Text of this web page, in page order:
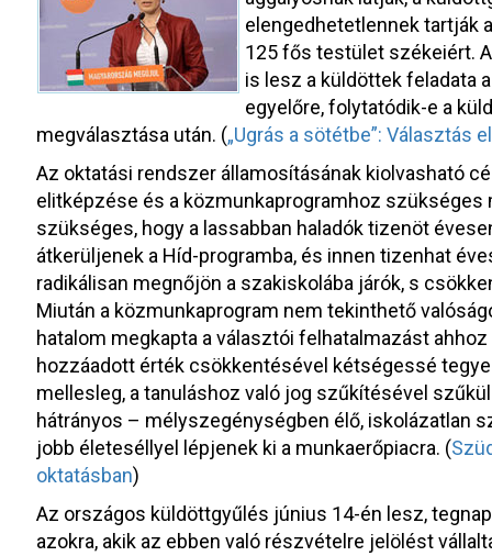
elengedhetetlennek tartják
125 fős testület székeiért.
is lesz a küldöttek feladata
egyelőre, folytatódik-e a
megválasztása után. („Ugrás a sötétbe”: Választás
Az oktatási rendszer államosításának kiolvasható
elitképzése és a közmunkaprogramhoz szükséges
szükséges, hogy a lassabban haladók tizenöt
átkerüljenek a Híd-programba, és innen tizenhat
radikálisan megnőjön a szakiskolába járók, s
Miután a közmunkaprogram nem tekinthető
hatalom megkapta a választói felhatalmazást ahhoz
hozzáadott érték csökkentésével kétségessé
mellesleg, a tanuláshoz való jog szűkítésével
hátrányos – mélyszegénységben élő, iskolázatlan
jobb életeséllyel lépjenek ki a munkaerőpiacra. (
oktatásban)
Az országos küldöttgyűlés június 14-én lesz,
azokra, akik az ebben való részvételre jelölést